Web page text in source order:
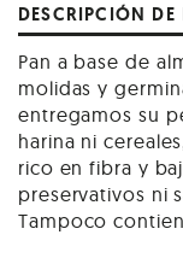
DESCRIPCIÓN
Pan a base de
molidas y
entregamos su
harina ni
rico en fibra y
preservativos ni
Tampoco